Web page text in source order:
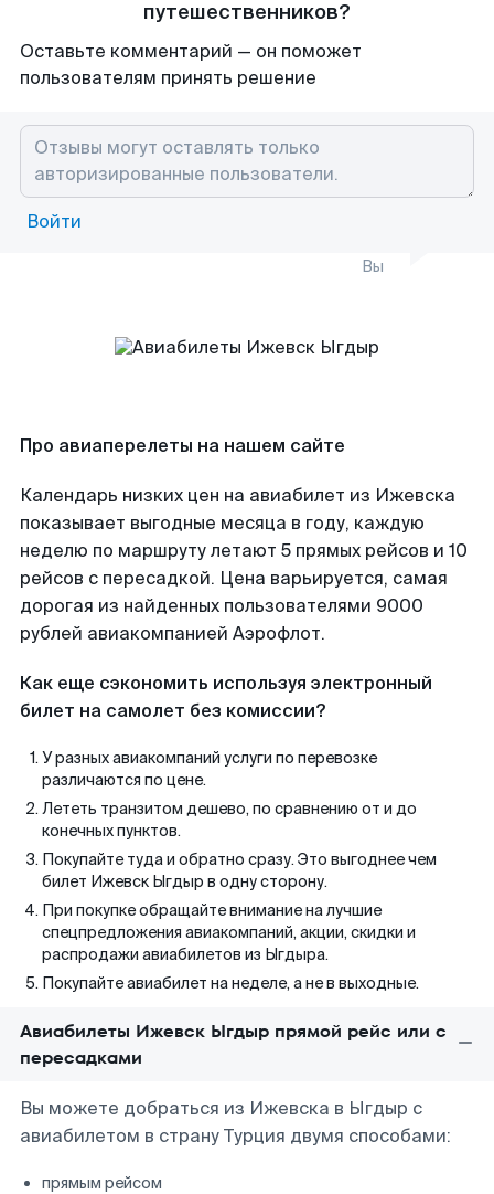
путешественников?
Оставьте комментарий — он поможет
пользователям принять решение
Войти
Вы
Про авиаперелеты на нашем сайте
Календарь низких цен на авиабилет из Ижевска
показывает выгодные месяца в году, каждую
неделю по маршруту летают 5 прямых рейсов и 10
рейсов с пересадкой. Цена варьируется, самая
дорогая из найденных пользователями 9000
рублей авиакомпанией Аэрофлот.
Как еще сэкономить используя электронный
билет на самолет без комиссии?
У разных авиакомпаний услуги по перевозке
различаются по цене.
Лететь транзитом дешево, по сравнению от и до
конечных пунктов.
Покупайте туда и обратно сразу. Это выгоднее чем
билет Ижевск Ыгдыр в одну сторону.
При покупке обращайте внимание на лучшие
спецпредложения авиакомпаний, акции, скидки и
распродажи авиабилетов из Ыгдыра.
Покупайте авиабилет на неделе, а не в выходные.
Авиабилеты Ижевск Ыгдыр прямой рейс или с
пересадками
Вы можете добраться из Ижевска в Ыгдыр с
авиабилетом в страну Турция двумя способами:
прямым рейсом